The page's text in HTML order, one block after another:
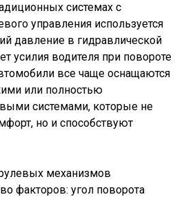
системах с
управления используется
давление в гидравлической
усилия водителя при повороте
все чаще оснащаются
или полностью
системами, которые не
но и способствуют
механизмов
факторов: угол поворота